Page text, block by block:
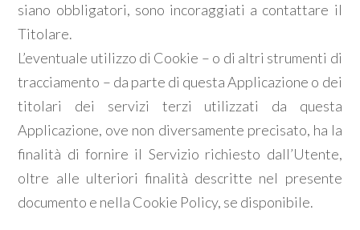
siano obbligatori, sono incoraggiati a contattare il
Titolare.
L’eventuale utilizzo di Cookie – o di altri strumenti di
tracciamento – da parte di questa Applicazione o dei
titolari dei servizi terzi utilizzati da questa
Applicazione, ove non diversamente precisato, ha la
finalità di fornire il Servizio richiesto dall’Utente,
oltre alle ulteriori finalità descritte nel presente
documento e nella Cookie Policy, se disponibile.
Locali
minimi
Qualsiasi